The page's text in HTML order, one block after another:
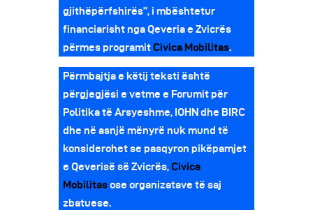
gjithëpërfshirës”, i mbështetur
financiarisht nga Qeveria e Zvicrës
përmes programitCivica Mobilitas.
Përmbajtja e këtij teksti është
përgjegjësi e vetme e Forumit për
Politika të Arsyeshme, IOHN dhe BIRC
dhe në asnjë mënyrë nuk mund të
konsiderohet se pasqyron pikëpamjet
e Qeverisë së Zvicrës,Civica
Mobilitasose organizatave të saj
zbatuese.